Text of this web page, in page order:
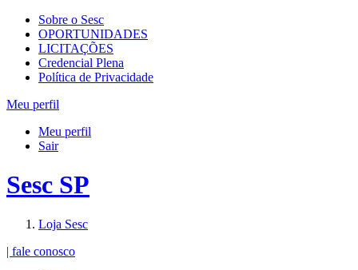
Sobre o Sesc
OPORTUNIDADES
LICITAÇÕES
Credencial Plena
Política de Privacidade
Meu perfil
Meu perfil
Sair
Sesc SP
Loja Sesc
| fale conosco